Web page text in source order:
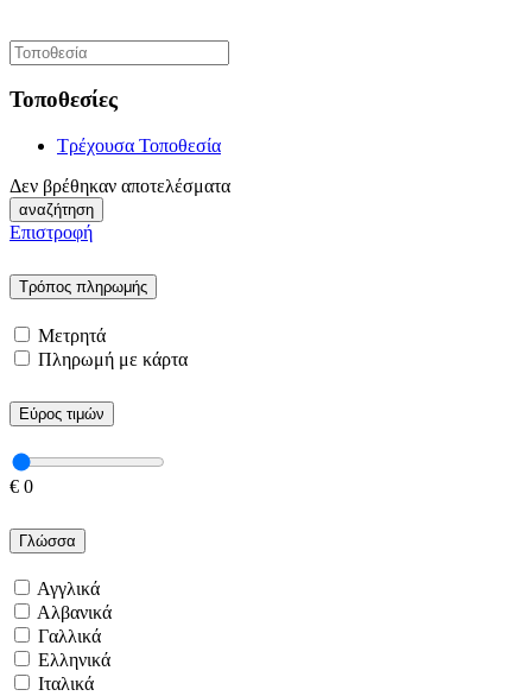
Τοποθεσίες
Τρέχουσα Τοποθεσία
Δεν βρέθηκαν αποτελέσματα
αναζήτηση
Επιστροφή
Τρόπος πληρωμής
Μετρητά
Πληρωμή με κάρτα
Εύρος τιμών
€ 0
Γλώσσα
Αγγλικά
Αλβανικά
Γαλλικά
Ελληνικά
Ιταλικά